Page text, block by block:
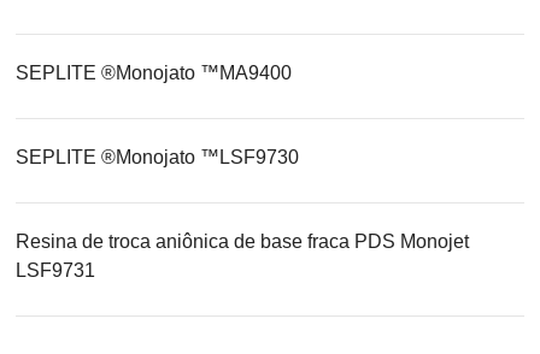
SEPLITE ®Monojato ™MA9400
SEPLITE ®Monojato ™LSF9730
Resina de troca aniônica de base fraca PDS Monojet
LSF9731